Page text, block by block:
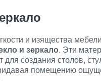
и изящества
и зеркало. Эти
для создания столов,
помещению